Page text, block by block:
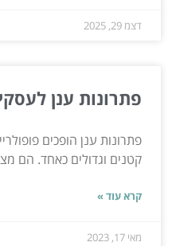
דצמ 29, 2025
פתרונות ענן
פתרונות ענן הופכים
קטנים וגדולים כאחד. הם
קרא עוד »
מאי 17, 2023